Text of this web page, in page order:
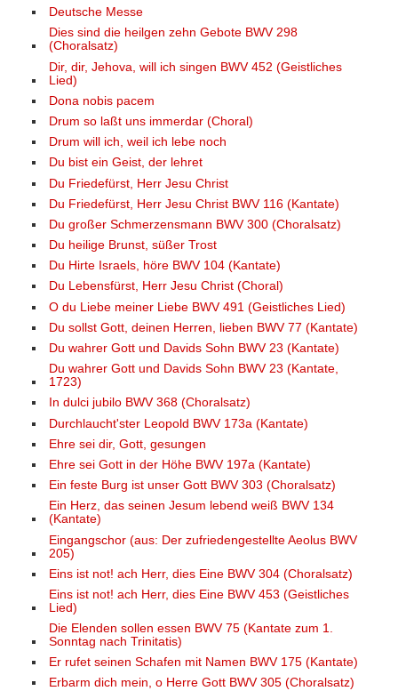
Deutsche Messe
Dies sind die heilgen zehn Gebote BWV 298
(Choralsatz)
Dir, dir, Jehova, will ich singen BWV 452 (Geistliches
Lied)
Dona nobis pacem
Drum so laßt uns immerdar (Choral)
Drum will ich, weil ich lebe noch
Du bist ein Geist, der lehret
Du Friedefürst, Herr Jesu Christ
Du Friedefürst, Herr Jesu Christ BWV 116 (Kantate)
Du großer Schmerzensmann BWV 300 (Choralsatz)
Du heilige Brunst, süßer Trost
Du Hirte Israels, höre BWV 104 (Kantate)
Du Lebensfürst, Herr Jesu Christ (Choral)
O du Liebe meiner Liebe BWV 491 (Geistliches Lied)
Du sollst Gott, deinen Herren, lieben BWV 77 (Kantate)
Du wahrer Gott und Davids Sohn BWV 23 (Kantate)
Du wahrer Gott und Davids Sohn BWV 23 (Kantate,
1723)
In dulci jubilo BWV 368 (Choralsatz)
Durchlaucht'ster Leopold BWV 173a (Kantate)
Ehre sei dir, Gott, gesungen
Ehre sei Gott in der Höhe BWV 197a (Kantate)
Ein feste Burg ist unser Gott BWV 303 (Choralsatz)
Ein Herz, das seinen Jesum lebend weiß BWV 134
(Kantate)
Eingangschor (aus: Der zufriedengestellte Aeolus BWV
205)
Eins ist not! ach Herr, dies Eine BWV 304 (Choralsatz)
Eins ist not! ach Herr, dies Eine BWV 453 (Geistliches
Lied)
Die Elenden sollen essen BWV 75 (Kantate zum 1.
Sonntag nach Trinitatis)
Er rufet seinen Schafen mit Namen BWV 175 (Kantate)
Erbarm dich mein, o Herre Gott BWV 305 (Choralsatz)